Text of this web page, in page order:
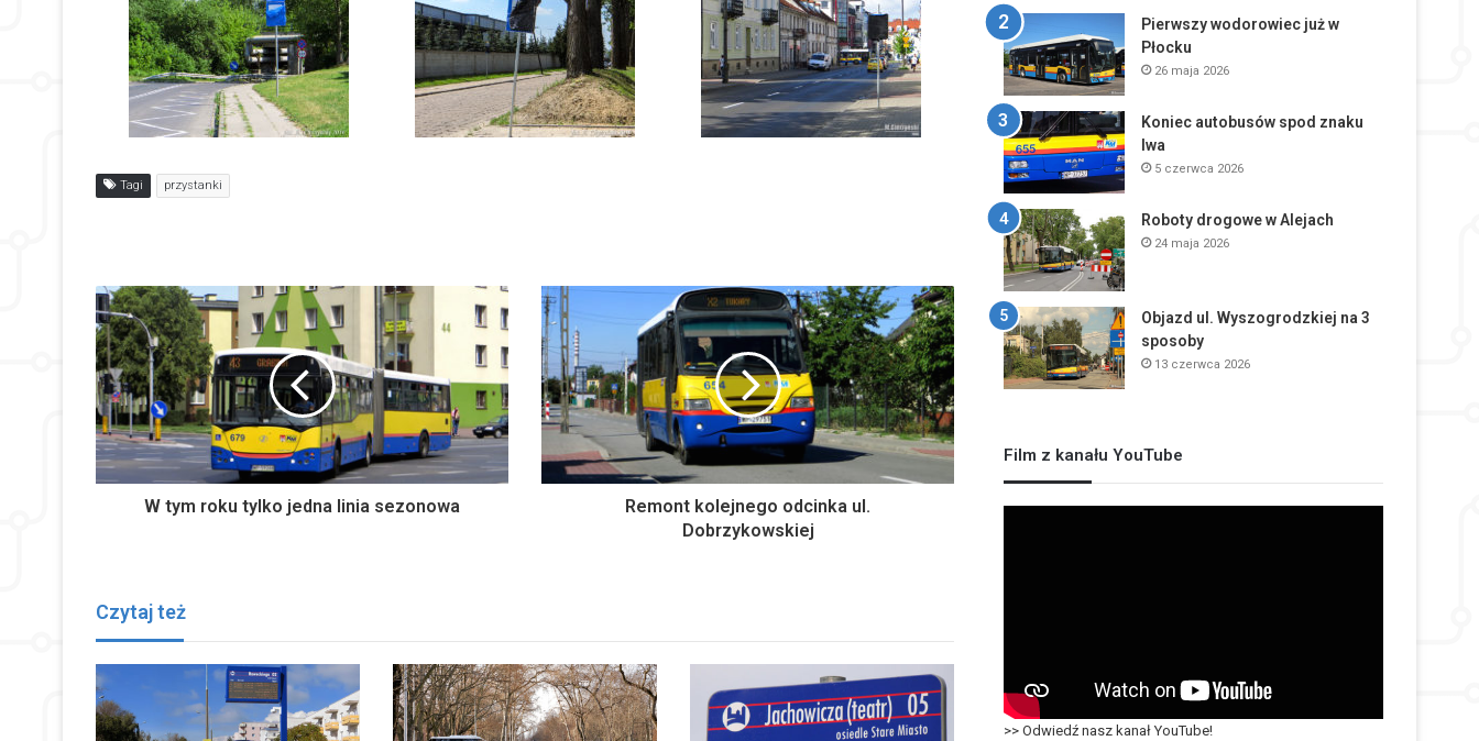
Tagi przystanki
W tym roku tylko jedna linia sezonowa
Remont kolejnego odcinka ul.
Dobrzykowskiej
Czytaj też
Pierwszy wodorowiec już w
Płocku
26 maja 2026
Koniec autobusów spod znaku
lwa
5 czerwca 2026
Roboty drogowe w Alejach
24 maja 2026
Objazd ul. Wyszogrodzkiej na 3
sposoby
13 czerwca 2026
Film z kanału YouTube
>> Odwiedź nasz kanał YouTube!